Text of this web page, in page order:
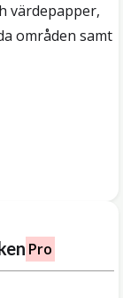
värdepapper,
områden samt
Pro